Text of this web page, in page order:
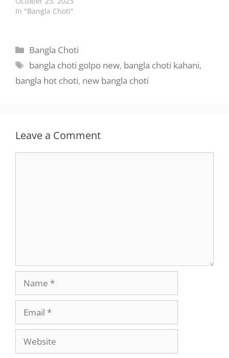
In "Bangla Choti"
Categories
Bangla Choti
Tags
bangla choti golpo new, bangla choti kahani,
bangla hot choti, new bangla choti
Leave a Comment
Website